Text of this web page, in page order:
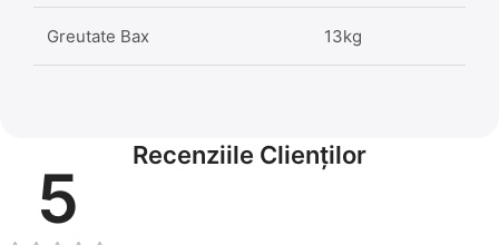
Greutate Bax 13kg
Recenziile Clienților
5